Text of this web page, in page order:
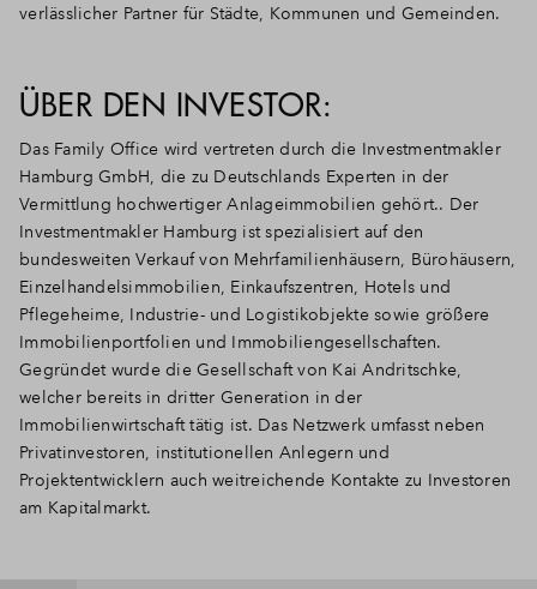
verlässlicher Partner für Städte, Kommunen und Gemeinden.
ÜBER DEN INVESTOR:
Das Family Office wird vertreten durch die Investmentmakler
Hamburg GmbH, die zu Deutschlands Experten in der
Vermittlung hochwertiger Anlageimmobilien gehört.. Der
Investmentmakler Hamburg ist spezialisiert auf den
bundesweiten Verkauf von Mehrfamilienhäusern, Bürohäusern,
Einzelhandelsimmobilien, Einkaufszentren, Hotels und
Pflegeheime, Industrie- und Logistikobjekte sowie größere
Immobilienportfolien und Immobiliengesellschaften.
Gegründet wurde die Gesellschaft von Kai Andritschke,
welcher bereits in dritter Generation in der
Immobilienwirtschaft tätig ist. Das Netzwerk umfasst neben
Privatinvestoren, institutionellen Anlegern und
Projektentwicklern auch weitreichende Kontakte zu Investoren
am Kapitalmarkt.